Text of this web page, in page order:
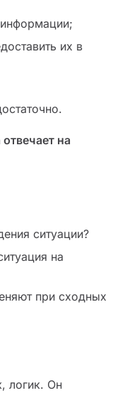
их в
на
ситуации?
на
при сходных
логик. Он